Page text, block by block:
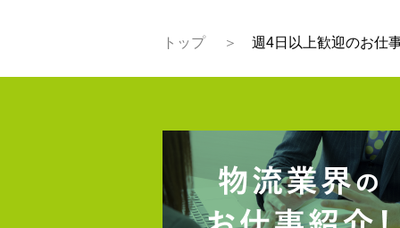
トップ 週4日以上歓迎のお仕